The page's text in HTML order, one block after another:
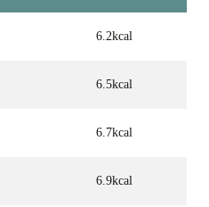
6.2kcal
6.5kcal
6.7kcal
6.9kcal